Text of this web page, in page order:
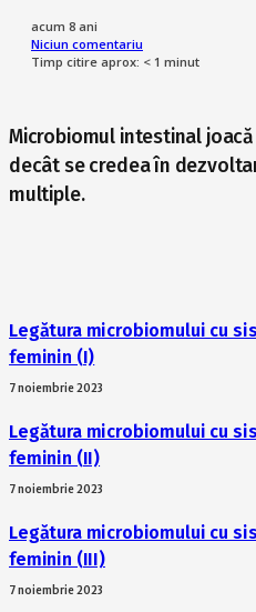
acum 8 ani
Niciun comentariu
Timp citire aprox: < 1 minut
Microbiomul intestinal
decât se credea în
multiple.
Legătura microbiomului cu
feminin (I)
7 noiembrie 2023
Legătura microbiomului cu
feminin (II)
7 noiembrie 2023
Legătura microbiomului cu
feminin (III)
7 noiembrie 2023